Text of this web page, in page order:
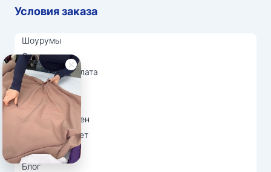
Условия заказа
Шоурумы
Отзывы
Доставка и оплата
О нас
Вопрос-ответ
Возврат и обмен
Личный кабинет
Ткани оптом
Блог